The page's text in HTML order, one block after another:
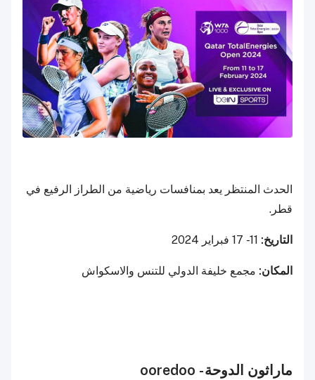
الحدث المنتظر يعد بمنافسات رياضية من الطراز الرفيع في
قطر.
التاريخ:
المكان: مجمع خليفة الدولي للتنس والاسكواش
ماراثون الدوحة - ooredoo